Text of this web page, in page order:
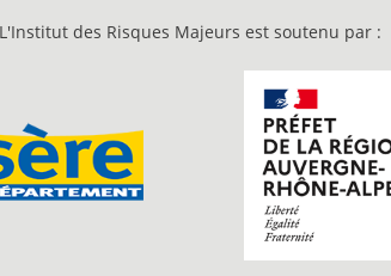
L'Institut des Risques Majeurs est soutenu par :